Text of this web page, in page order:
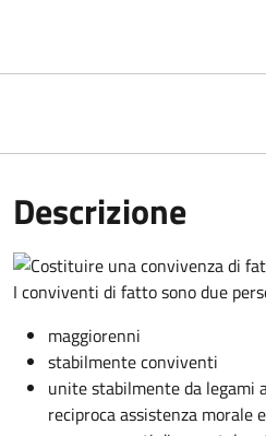
Descrizione
I conviventi di fatto sono due
maggiorenni
stabilmente conviventi
unite stabilmente da legami
reciproca assistenza morale